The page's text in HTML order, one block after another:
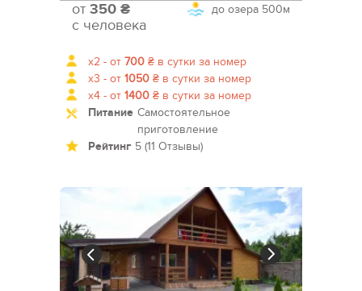
до озера 500м
от 350 ₴
с человека
x2 - от 700 ₴ в сутки за номер
x3 - от 1050 ₴ в сутки за номер
x4 - от 1400 ₴ в сутки за номер
Питание Самостоятельное
приготовление
Рейтинг 5 (11 Отзывы)